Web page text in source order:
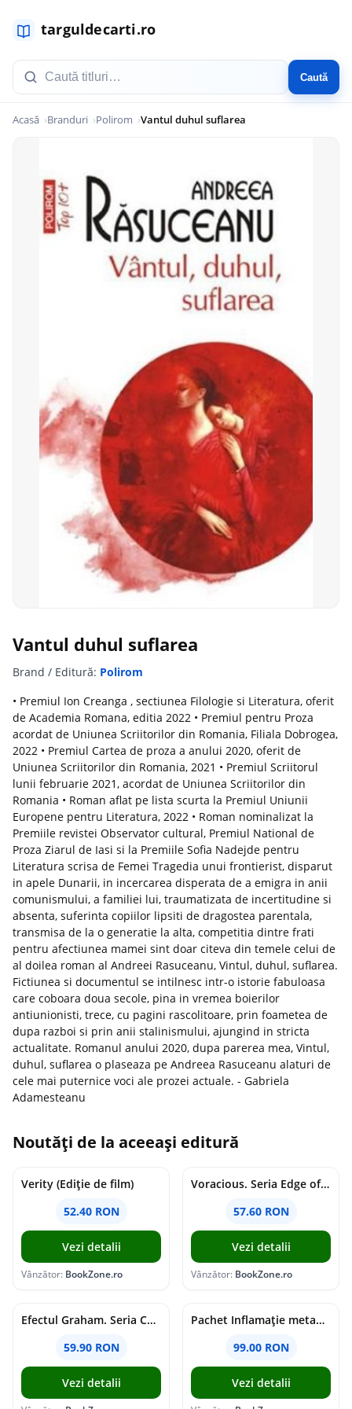
Caută
Acasă Branduri Polirom Vantul duhul suflarea
Vantul duhul suflarea
Brand / Editură: Polirom
• Premiul Ion Creanga , sectiunea Filologie si Literatura, oferit
de Academia Romana, editia 2022 • Premiul pentru Proza
acordat de Uniunea Scriitorilor din Romania, Filiala Dobrogea,
2022 • Premiul Cartea de proza a anului 2020, oferit de
Uniunea Scriitorilor din Romania, 2021 • Premiul Scriitorul
lunii februarie 2021, acordat de Uniunea Scriitorilor din
Romania • Roman aflat pe lista scurta la Premiul Uniunii
Europene pentru Literatura, 2022 • Roman nominalizat la
Premiile revistei Observator cultural, Premiul National de
Proza Ziarul de Iasi si la Premiile Sofia Nadejde pentru
Literatura scrisa de Femei Tragedia unui frontierist, disparut
in apele Dunarii, in incercarea disperata de a emigra in anii
comunismului, a familiei lui, traumatizata de incertitudine si
absenta, suferinta copiilor lipsiti de dragostea parentala,
transmisa de la o generatie la alta, competitia dintre frati
pentru afectiunea mamei sint doar citeva din temele celui de
al doilea roman al Andreei Rasuceanu, Vintul, duhul, suflarea.
Fictiunea si documentul se intilnesc intr-o istorie fabuloasa
care coboara doua secole, pina in vremea boierilor
antiunionisti, trece, cu pagini rascolitoare, prin foametea de
dupa razboi si prin anii stalinismului, ajungind in stricta
actualitate. Romanul anului 2020, dupa parerea mea, Vintul,
duhul, suflarea o plaseaza pe Andreea Rasuceanu alaturi de
cele mai puternice voci ale prozei actuale. - Gabriela
Adamesteanu
Noutăți de la aceeași editură
Verity (Ediție de film)
52.40 RON
Vezi detalii
Vânzător: BookZone.ro
Voracious. Seria Edge of Darkness Vol.2
57.60 RON
Vezi detalii
Vânzător: BookZone.ro
Efectul Graham. Seria Campus Diaries Vol.1
59.90 RON
Vezi detalii
Pachet Inflamație metabolism și creier
99.00 RON
Vezi detalii